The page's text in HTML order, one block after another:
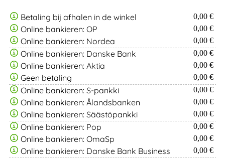
Betaling bij afhalen in de winkel 0,00 €
Online bankieren: OP 0,00 €
Online bankieren: Nordea 0,00 €
Online bankieren: Danske Bank 0,00 €
Online bankieren: Aktia 0,00 €
Geen betaling 0,00 €
Online bankieren: S-pankki 0,00 €
Online bankieren: Ålandsbanken 0,00 €
Online bankieren: Säästöpankki 0,00 €
Online bankieren: Pop 0,00 €
Online bankieren: OmaSp 0,00 €
Online bankieren: Danske Bank Business 0,00 €